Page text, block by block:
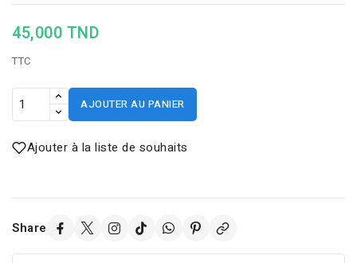
45,000 TND
TTC
AJOUTER AU PANIER
Ajouter à la liste de souhaits
Share